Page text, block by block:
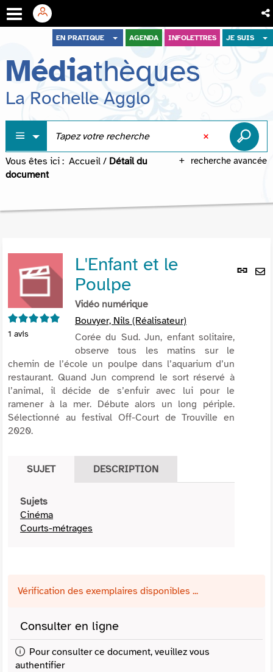
menu
contenu
recherche
EN PRATIQUE AGENDA INFOLETTRES JE SUIS
Médiathèques
La Rochelle Agglo
recherche avancée
Vous êtes ici : Accueil / Détail du
document
Lien
5/5
1 avis
L'Enfant et le
Poulpe
Vidéo numérique
Bouvyer, Nils (Réalisateur)
Corée du Sud. Jun, enfant solitaire,
observe tous les matins sur le
chemin de l’école un poulpe dans l’aquarium d’un
restaurant. Quand Jun comprend le sort réservé à
l’animal, il décide de s’enfuir avec lui pour le
ramener à la mer. Débute alors un long périple.
Sélectionné au festival Off-Court de Trouville en
2020.
SUJET DESCRIPTION
Sujets
Cinéma
Courts-métrages
Vérification des exemplaires disponibles ...
Consulter en ligne
Pour consulter ce document, veuillez vous
authentifier